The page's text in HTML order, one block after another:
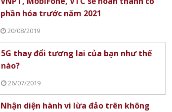
phần hóa trước năm 2021
20/08/2019
5G thay đổi tương lai của bạn như thế
nào?
26/07/2019
Nhận diện hành vi lừa đảo trên không